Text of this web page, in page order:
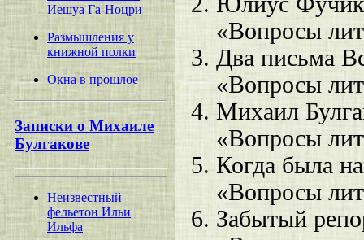
Иешуа Га-Ноцри
Размышления у
книжной полки
Окна в прошлое
Записки о Михаиле
Булгакове
Неизвестный
фельетон Ильи
Ильфа
«Вопросы
Два письма
«Вопросы
Михаил
«Вопросы
Когда была
«Вопросы
Забытый